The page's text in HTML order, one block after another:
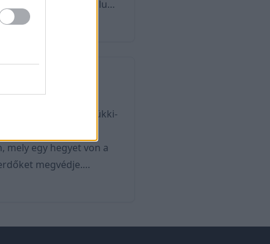
minden táján találunk
őket, meg
kialakulás ...
azon belül is a Bükki-
mely egy hegyet von a
megvédje.